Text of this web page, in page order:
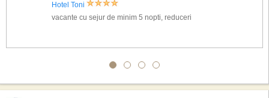
Hotel Toni
vacante cu sejur de minim 5 nopti, reduceri